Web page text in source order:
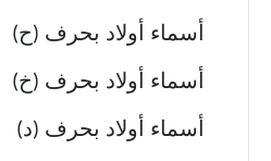
أسماء أولاد بحرف (ح)
أسماء أولاد بحرف (خ)
أسماء أولاد بحرف (د)